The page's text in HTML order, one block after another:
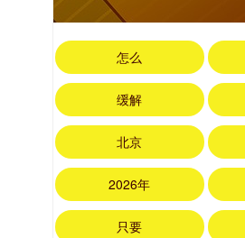
怎么
缓解
北京
2026年
只要